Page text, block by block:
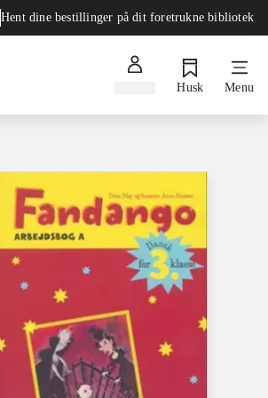
Hent dine bestillinger på dit foretrukne bibliotek
Husk Menu